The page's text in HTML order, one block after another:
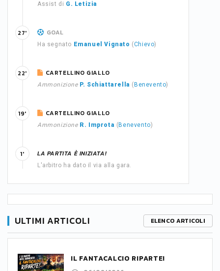
Assist di G. Letizia
GOAL
Ha segnato Emanuel Vignato (Chievo)
27'
CARTELLINO GIALLO
Ammonizione P. Schiattarella ( Benevento)
22'
CARTELLINO GIALLO
Ammonizione R. Improta ( Benevento)
19'
LA PARTITA È INIZIATA!
L'arbitro ha dato il via alla gara.
1'
ULTIMI ARTICOLI ELENCO ARTICOLI
IL FANTACALCIO RIPARTE!